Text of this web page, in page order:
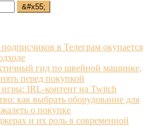
в Телеграм окупается
гид по швейной машинке,
перед покупкой
IRL‐контент на Twitch
как выбрать оборудование для
о покупке
и их роль в современной